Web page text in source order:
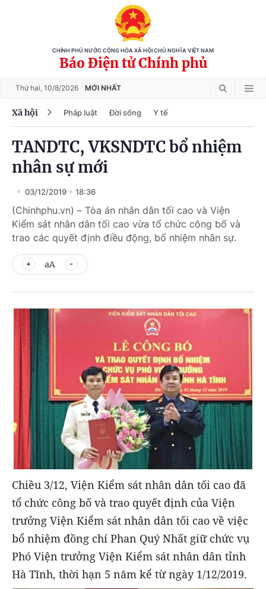
CHÍNH PHỦ NƯỚC CỘNG HÒA XÃ HỘI CHỦ NGHĨA VIỆT NAM
Báo Điện tử Chính phủ
Thứ hai, 10/8/2026 MỚI NHẤT
Xã hội Pháp luật Đời sống Y tế
TANDTC, VKSNDTC bổ nhiệm
nhân sự mới
03/12/2019 18:36
(Chinhphu.vn) – Tòa án nhân dân tối cao và Viện
Kiểm sát nhân dân tối cao vừa tổ chức công bố và
trao các quyết định điều động, bổ nhiệm nhân sự.
aA
Chiều 3/12, Viện Kiểm sát nhân dân tối cao đã
tổ chức công bố và trao quyết định của Viện
trưởng Viện Kiểm sát nhân dân tối cao về việc
bổ nhiệm đồng chí Phan Quý Nhất giữ chức vụ
Phó Viện trưởng Viện Kiểm sát nhân dân tỉnh
Hà Tĩnh, thời hạn 5 năm kể từ ngày 1/12/2019.